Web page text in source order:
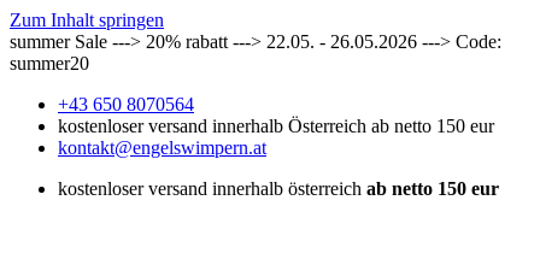
Zum Inhalt springen
summer Sale ---> 20% rabatt ---> 22.05. - 26.05.2026 ---> Code:
summer20
+43 650 8070564
kostenloser versand innerhalb Österreich ab netto 150 eur
kontakt@engelswimpern.at
kostenloser versand innerhalb österreich ab netto 150 eur